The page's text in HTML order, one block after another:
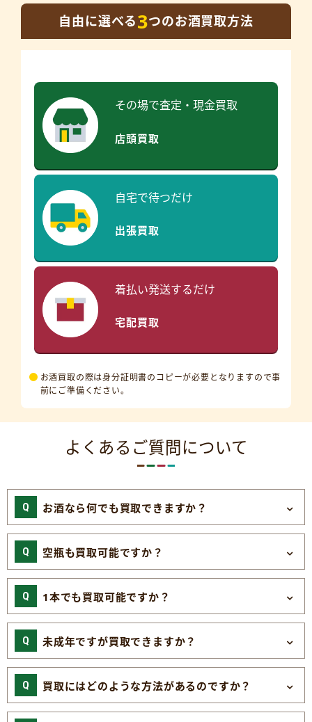
自由に選べる3つのお酒買取方法
その場で査定・現金買取
店頭買取
自宅で待つだけ
出張買取
着払い発送するだけ
宅配買取
お酒買取の際は身分証明書のコピーが必要となりますので事
前にご準備ください。
よくあるご質問について
お酒なら何でも買取できますか？
空瓶も買取可能ですか？
1本でも買取可能ですか？
未成年ですが買取できますか？
買取にはどのような方法があるのですか？